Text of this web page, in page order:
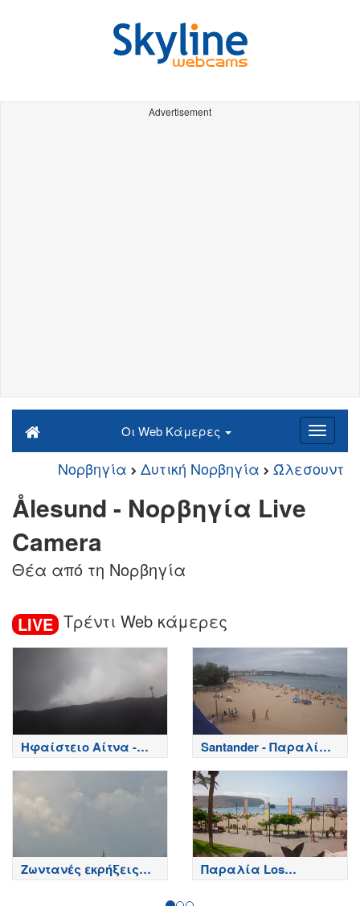
Advertisement
Οι Web Κάμερες
Νορβηγία Δυτική Νορβηγία Ώλεσουντ
Ålesund - Νορβηγία Live
Camera
Θέα από τη Νορβηγία
LIVE Τρέντι Web κάμερες
Ηφαίστειο Αίτνα -
Κορυφή κρατήρων,
Santander - Παραλία
Playa del Sardinero -
Spain
Ζωντανές εκρήξεις
της Αίτνας
Παραλία Los
Cristianos - Τενερίφη -